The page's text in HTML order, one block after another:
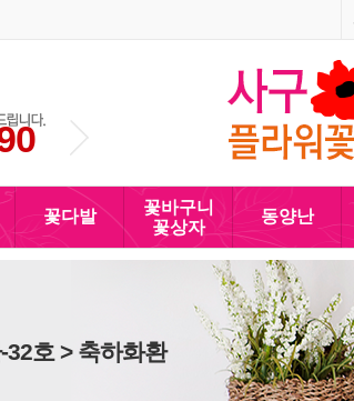
010-5110-4090
꽃다발
꽃바구니
꽃상자
동양난
호 > 축하화환